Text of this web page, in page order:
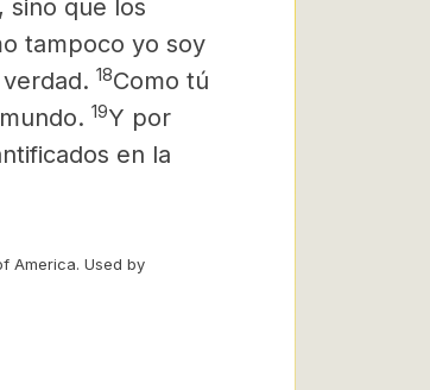
sino que los
tampoco yo soy
18Como tú
19Y por
en la
America. Used by